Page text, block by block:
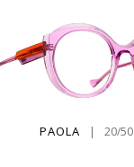
PAOLA | 20/50